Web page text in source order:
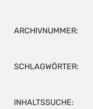
ARCHIVNUMMER:
SCHLAGWÖRTER:
INHALTSSUCHE: